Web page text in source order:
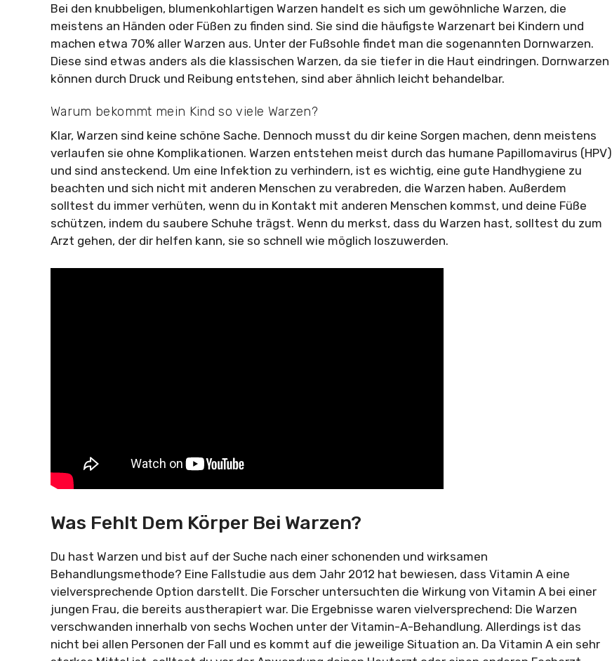
Bei den knubbeligen, blumenkohlartigen Warzen handelt es sich um gewöhnliche Warzen, die
meistens an Händen oder Füßen zu finden sind. Sie sind die häufigste Warzenart bei Kindern und
machen etwa 70% aller Warzen aus. Unter der Fußsohle findet man die sogenannten Dornwarzen.
Diese sind etwas anders als die klassischen Warzen, da sie tiefer in die Haut eindringen. Dornwarzen
können durch Druck und Reibung entstehen, sind aber ähnlich leicht behandelbar.
Warum bekommt mein Kind so viele Warzen?
Klar, Warzen sind keine schöne Sache. Dennoch musst du dir keine Sorgen machen, denn meistens
verlaufen sie ohne Komplikationen. Warzen entstehen meist durch das humane Papillomavirus (HPV)
und sind ansteckend. Um eine Infektion zu verhindern, ist es wichtig, eine gute Handhygiene zu
beachten und sich nicht mit anderen Menschen zu verabreden, die Warzen haben. Außerdem
solltest du immer verhüten, wenn du in Kontakt mit anderen Menschen kommst, und deine Füße
schützen, indem du saubere Schuhe trägst. Wenn du merkst, dass du Warzen hast, solltest du zum
Arzt gehen, der dir helfen kann, sie so schnell wie möglich loszuwerden.
Was Fehlt Dem Körper Bei Warzen?
Du hast Warzen und bist auf der Suche nach einer schonenden und wirksamen
Behandlungsmethode? Eine Fallstudie aus dem Jahr 2012 hat bewiesen, dass Vitamin A eine
vielversprechende Option darstellt. Die Forscher untersuchten die Wirkung von Vitamin A bei einer
jungen Frau, die bereits austherapiert war. Die Ergebnisse waren vielversprechend: Die Warzen
verschwanden innerhalb von sechs Wochen unter der Vitamin-A-Behandlung. Allerdings ist das
nicht bei allen Personen der Fall und es kommt auf die jeweilige Situation an. Da Vitamin A ein sehr